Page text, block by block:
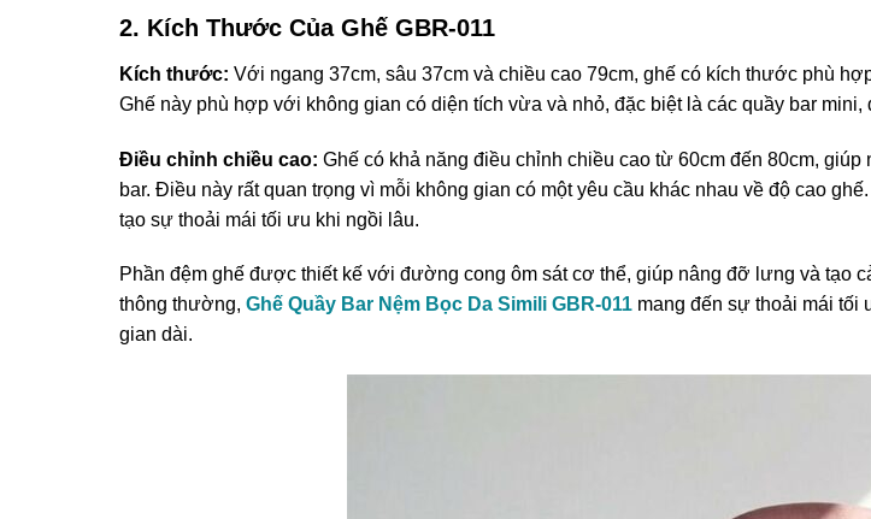
2. Kích Thước Của Ghế GBR-011
Kích thước: Với ngang 37cm, sâu 37cm và chiều cao 79cm, ghế có kích thước phù
Ghế này phù hợp với không gian có diện tích vừa và nhỏ, đặc biệt là các quầy bar
Điều chỉnh chiều cao: Ghế có khả năng điều chỉnh chiều cao từ 60cm đến 80cm,
bar. Điều này rất quan trọng vì mỗi không gian có một yêu cầu khác nhau về độ cao
tạo sự thoải mái tối ưu khi ngồi lâu.
Phần đệm ghế được thiết kế với đường cong ôm sát cơ thể, giúp nâng đỡ lưng và tạo
thông thường, Ghế Quầy Bar Nệm Bọc Da Simili GBR-011mang đến sự thoải mái tối
gian dài.